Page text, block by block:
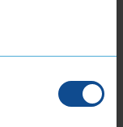
rijd! Ben